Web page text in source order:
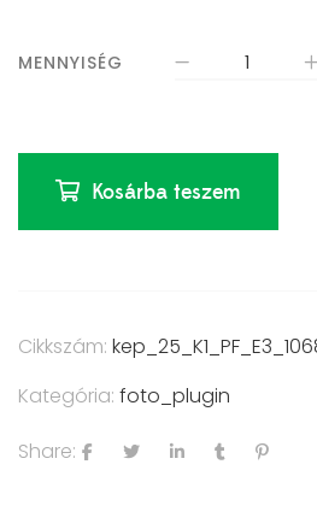
MENNYISÉG
Kosárba teszem
Cikkszám:
Kategória: foto_plugin
Share: